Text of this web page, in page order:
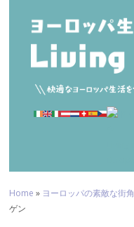
Home » ヨーロッパの素敵な街角
ゲン